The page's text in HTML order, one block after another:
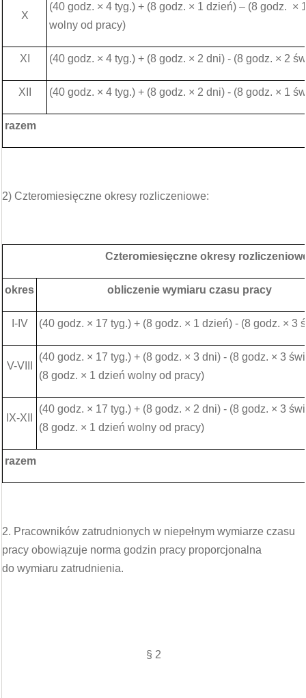
X
(40 godz. × 4 tyg.) + (8 godz. × 1 dzień) – (8 godz. ×
wolny od pracy)
XI (40 godz. × 4 tyg.) + (8 godz. × 2 dni) - (8 godz. × 2
XII (40 godz. × 4 tyg.) + (8 godz. × 2 dni) - (8 godz. × 1
razem
2) Czteromiesięczne okresy rozliczeniowe:
Czteromiesięczne okresy
okres obliczenie wymiaru czasu pracy
I-IV (40 godz. × 17 tyg.) + (8 godz. × 1 dzień) - (8 godz. × 3
V-VIII
(40 godz. × 17 tyg.) + (8 godz. × 3 dni) - (8 godz. × 3
(8 godz. × 1 dzień wolny od pracy)
IX-XII
(40 godz. × 17 tyg.) + (8 godz. × 2 dni) - (8 godz. × 3
(8 godz. × 1 dzień wolny od pracy)
razem
2. Pracowników zatrudnionych w niepełnym wymiarze czasu
pracy obowiązuje norma godzin pracy proporcjonalna
do wymiaru zatrudnienia.
§ 2